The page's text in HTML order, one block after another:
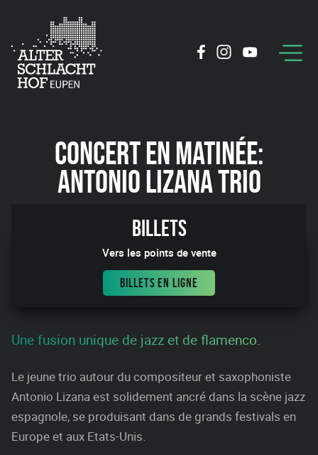
CONCERT EN MATINÉE:
ANTONIO LIZANA TRIO
02:28
Billets
Vers les points de vente
BILLETS EN LIGNE
Une fusion unique de jazz et de flamenco.
Le jeune trio autour du compositeur et saxophoniste
Antonio Lizana est solidement ancré dans la scène jazz
espagnole, se produisant dans de grands festivals en
Europe et aux Etats-Unis.